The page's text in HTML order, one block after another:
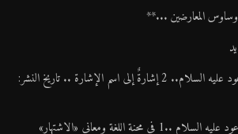
المعارضين ...**
رأي في لغة المسيح الموعود عليه السلام.. 2 إشارةٌ إلى اسم الإشارة .. تاريخ النشر:
محنة اللغة ومعاني «الاشتهار»